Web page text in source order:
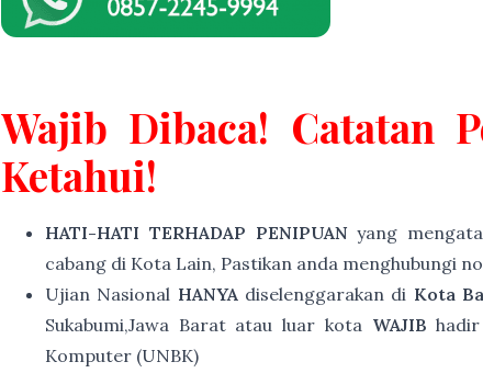
Wajib Dibaca! Catatan
Ketahui!
HATI-HATI TERHADAP PENIPUANyang
cabang di Kota Lain, Pastikan anda menghubungi
Ujian Nasional HANYA diselenggarakan di Kota
Sukabumi,Jawa Barat atau luar kota WAJIB
Komputer (UNBK)